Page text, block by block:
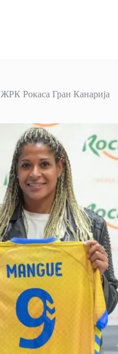
ЖРК Рокаса Гран Канарија